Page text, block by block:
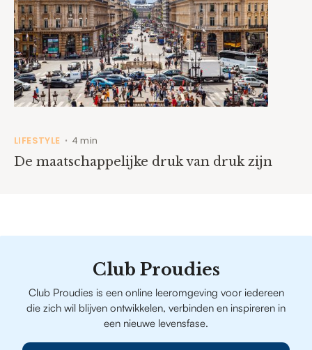
LIFESTYLE • 4 min
De maatschappelijke druk van druk zijn
Club Proudies
Club Proudies is een online leeromgeving voor iedereen
die zich wil blijven ontwikkelen, verbinden en inspireren in
een nieuwe levensfase.